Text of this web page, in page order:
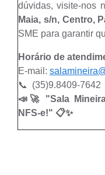
dúvidas, visite-nos
Maia, s/n, Centro,
SME para garantir
Horário de
E-mail:
📞 (35)9.8409-7642
📣🚀 "Sala
NFS-e!" 📋✨